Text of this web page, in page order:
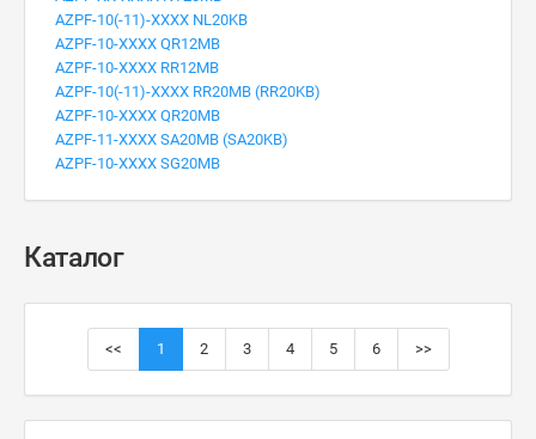
AZPF-10(-11)-XXXX NL20KB
AZPF-10-XXXX QR12MB
AZPF-10-XXXX RR12MB
AZPF-10(-11)-XXXX RR20MB (RR20KB)
AZPF-10-XXXX QR20MB
AZPF-11-XXXX SA20MB (SA20KB)
AZPF-10-XXXX SG20MB
Каталог
<< 1 2 3 4 5 6 >>